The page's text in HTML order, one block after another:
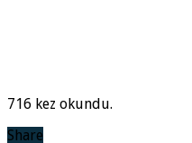
716 kez okundu.
Share